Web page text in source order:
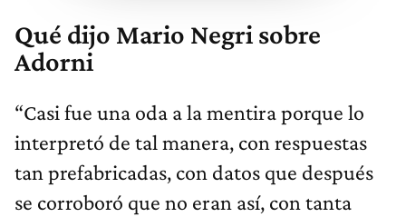
Qué dijo Mario Negri sobre
Adorni
“Casi fue una oda a la mentira porque lo
interpretó de tal manera, con respuestas
tan prefabricadas, con datos que después
se corroboró que no eran así, con tanta